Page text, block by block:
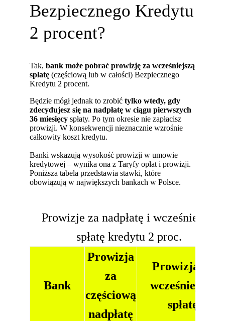
Bezpiecznego Kredytu
2 procent?
Tak,bank może pobrać prowizję za wcześniejszą
spłatę (częściową lub w całości) Bezpiecznego
Kredytu 2 procent.
Będzie mógł jednak to zrobićtylko wtedy, gdy
zdecydujesz się na nadpłatę w ciągu pierwszych
36 miesięcy spłaty. Po tym okresie nie zapłacisz
prowizji. W konsekwencji nieznacznie wzrośnie
całkowity koszt kredytu.
Banki wskazują wysokość prowizji w umowie
kredytowej – wynika ona z Taryfy opłat i prowizji.
Poniższa tabela przedstawia stawki, które
obowiązują w największych bankach w Polsce.
Prowizje za nadpłatę i wcześniejszą
spłatę kredytu 2 proc.
Bank
Prowizja
za
częściową
nadpłatę
Prowizja za
wcześniejszą
spłatę